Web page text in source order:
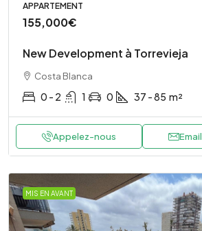
APPARTEMENT
155,000€
New Development à Torrevieja
Costa Blanca
0 - 2 1 0 37 - 85 m²
Appelez-nous Email
MIS EN AVANT